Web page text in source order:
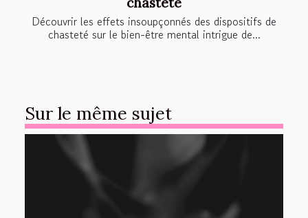
Découvrir les effets insoupçonnés des dispositifs de
chasteté sur le bien-être mental intrigue de...
Sur le même sujet